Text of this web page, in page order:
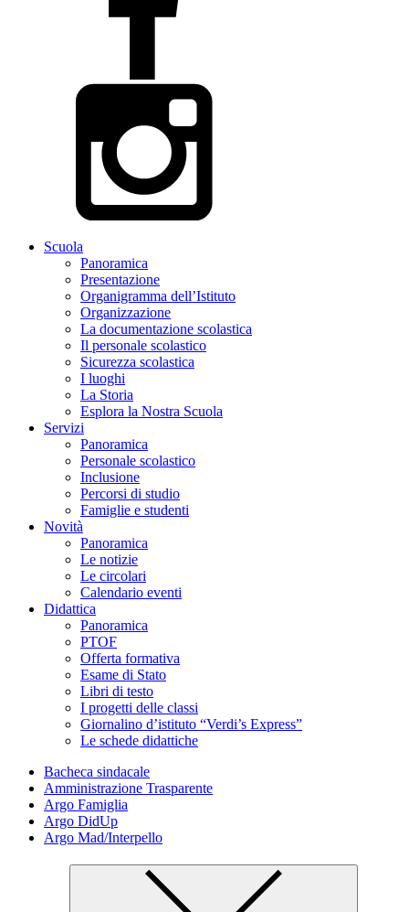
Scuola
Panoramica
Presentazione
Organigramma dell’Istituto
Organizzazione
La documentazione scolastica
Il personale scolastico
Sicurezza scolastica
I luoghi
La Storia
Esplora la Nostra Scuola
Servizi
Panoramica
Personale scolastico
Inclusione
Percorsi di studio
Famiglie e studenti
Novità
Panoramica
Le notizie
Le circolari
Calendario eventi
Didattica
Panoramica
PTOF
Offerta formativa
Esame di Stato
Libri di testo
I progetti delle classi
Giornalino d’istituto “Verdi’s Express”
Le schede didattiche
Bacheca sindacale
Amministrazione Trasparente
Argo Famiglia
Argo DidUp
Argo Mad/Interpello